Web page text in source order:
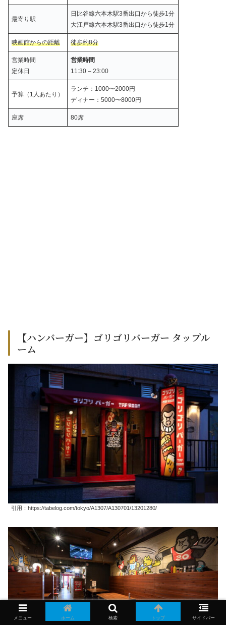
最寄り駅
日比谷線六本木駅3番出口から徒歩1分
大江戸線六本木駅3番出口から徒歩1分
映画館からの距離 徒歩約8分
営業時間
定休日
営業時間
11:30 – 23:00
予算（1人あたり）
ランチ：1000〜2000円
ディナー：5000〜8000円
座席 80席
【ハンバーガー】ゴリゴリバーガー タップル
ーム
引用：https://tabelog.com/tokyo/A1307/A130701/13201280/
メニュー ホーム 検索 トップ サイドバー